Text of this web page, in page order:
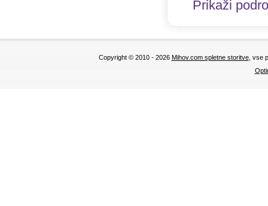
Prikaži
Copyright © 2010 - 2026 Mihov.com spletne storitve, vse